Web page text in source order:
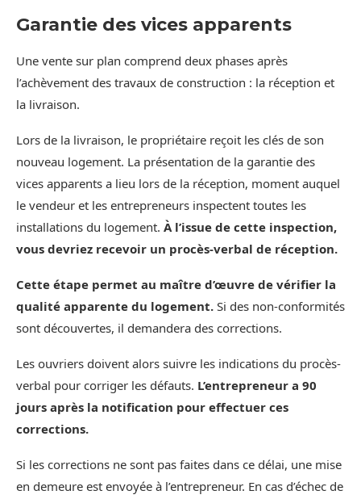
Garantie des vices apparents
Une vente sur plan comprend deux phases après
l’achèvement des travaux de construction : la réception et
la livraison.
Lors de la livraison, le propriétaire reçoit les clés de son
nouveau logement. La présentation de la garantie des
vices apparents a lieu lors de la réception, moment auquel
le vendeur et les entrepreneurs inspectent toutes les
installations du logement. À l’issue de cette inspection,
vous devriez recevoir un procès-verbal de réception.
Cette étape permet au maître d’œuvre de vérifier la
qualité apparente du logement. Si des non-conformités
sont découvertes, il demandera des corrections.
Les ouvriers doivent alors suivre les indications du procès-
verbal pour corriger les défauts. L’entrepreneur a 90
jours après la notification pour effectuer ces
corrections.
Si les corrections ne sont pas faites dans ce délai, une mise
en demeure est envoyée à l’entrepreneur. En cas d’échec de